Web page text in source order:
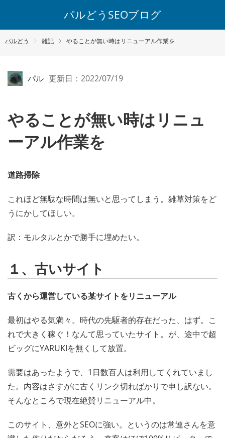
パルどうSEOブログ
パルどう 雑記 やることが無い時はリニューアル作業を
パル 更新日：2022/07/19
やることが無い時はリニュ
ーアル作業を
道路掃除
これほど無駄な時間は無いと思ってしまう。雑草対策をど
うにかしてほしい。
訳：モルタルとかで勝手に埋めたい。
１、古いサイト
古くから運営している某サイトをリニューアル
最初はやる気満々。時代の先駆者的存在だった、はず。こ
れで大きく稼ぐ！なんて思っていたサイト。が、途中で超
ビッグにYARUKIを無くして放置。
需要はあったようで、1日数百人は利用してくれていまし
た。内容はさすがに古くリンク切ればかりで申し訳ない。
そんなところで現在絶賛リニューアル中。
このサイト、意外とSEOに強い。というのは常連さんを意